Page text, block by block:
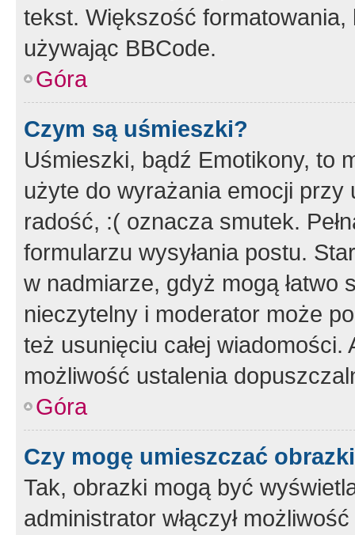
tekst. Większość
używając BBCode.
Góra
Czym są uśmieszki?
Uśmieszki, bądź Emotikony, to
użyte do wyrażania emocji
radość, :( oznacza smutek.
formularzu wysyłania postu.
w nadmiarze, gdyż mogą
nieczytelny i moderator może
też usunięciu całej
możliwość ustalenia
Góra
Czy mogę umieszczać
Tak, obrazki mogą być
administrator włączył